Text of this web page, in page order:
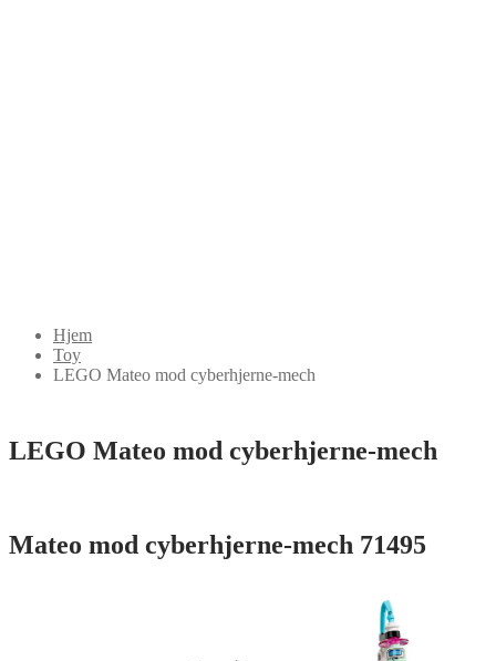
Hjem
Toy
LEGO Mateo mod cyberhjerne-mech
LEGO Mateo mod cyberhjerne-mech
Mateo mod cyberhjerne-mech 71495